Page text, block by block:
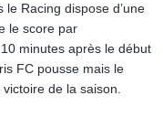
Racing dispose d’une
le score par
minutes après le début
FC pousse mais le
de la saison.